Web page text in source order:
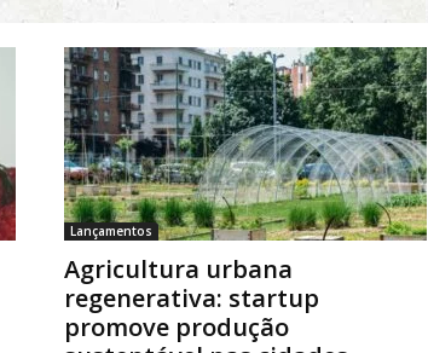
Lançamentos
Agricultura urbana
regenerativa: startup
promove produção